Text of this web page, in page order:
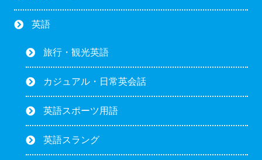
英語
旅行・観光英語
カジュアル・日常英会話
英語スポーツ用語
英語スラング